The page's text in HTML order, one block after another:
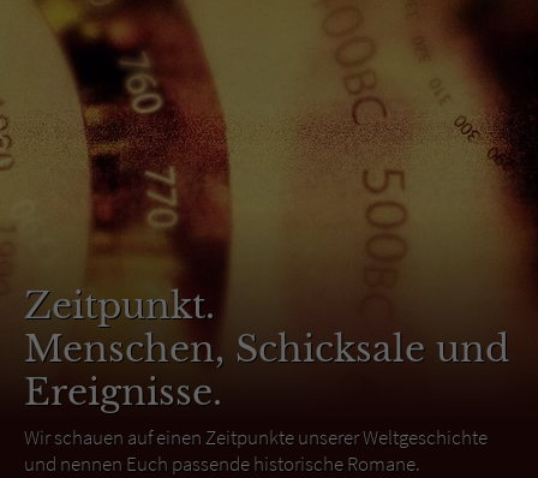
Zeitpunkt.
Menschen, Schicksale und
Ereignisse.
Wir schauen auf einen Zeitpunkte unserer Weltgeschichte
und nennen Euch passende historische Romane.